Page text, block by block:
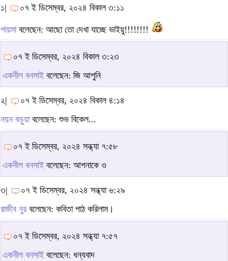
১| ০৭ ই ডিসেম্বর, ২০২৪ বিকাল ৩:১১
শায়মাবলেছেন: আছো তো দেখা যাচ্ছে ভাইয়ু!!!!!!!!
০৭ ই ডিসেম্বর, ২০২৪ বিকাল ৩:২৩
একনীল বনসাই বলেছেন: জি আপুনি
২|
০৭ ই ডিসেম্বর, ২০২৪ বিকাল ৪:১৪
নয়ন বড়ুয়াবলেছেন: শুভ বিকেল...
০৭ ই ডিসেম্বর, ২০২৪ সন্ধ্যা ৭:৫৮
একনীল বনসাই বলেছেন: আপনাকে ও
৩|
০৭ ই ডিসেম্বর, ২০২৪ সন্ধ্যা ৬:২৯
রাজীব নুর বলেছেন: কবিতা পাঠ করিলাম।
০৭ ই ডিসেম্বর, ২০২৪ সন্ধ্যা ৭:৫৭
একনীল বনসাই বলেছেন: ধন্যবাদ